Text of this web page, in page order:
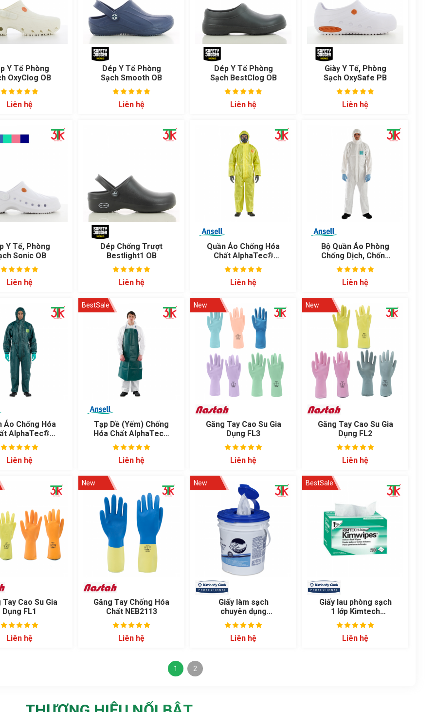
Y Tế Phòng
OxyClog OB
Liên hệ
Dép Y Tế Phòng
Sạch Smooth OB
Liên hệ
Dép Y Tế Phòng
Sạch BestClog OB
Liên hệ
Giày Y Tế, Phòng
Sạch OxySafe PB
Liên hệ
Y Tế, Phòng
Sonic OB
Liên hệ
Dép Chống Trượt
Bestlight1 OB
Liên hệ
Quần Áo Chống Hóa
Chất AlphaTec®
3000 - Model 111
Liên hệ
Bộ Quần Áo Phòng
Chống Dịch, Chống
Hóa Chất AlphaTec®
2000 STANDARD -
Model 111
Liên hệ
Áo Chống Hóa
AlphaTec®
4000
Liên hệ
BestSale
Tạp Dề (Yếm) Chống
Hóa Chất AlphaTec®
4000 Apron - Model
212
Liên hệ
New
Găng Tay Cao Su Gia
Dụng FL3
Liên hệ
New
Găng Tay Cao Su Gia
Dụng FL2
Liên hệ
Tay Cao Su Gia
Dụng FL1
Liên hệ
New
Găng Tay Chống Hóa
Chất NEB2113
Liên hệ
New
Giấy làm sạch
chuyên dụng
Kimtech Wettask
06411
Liên hệ
BestSale
Giấy lau phòng sạch
1 lớp Kimtech
Kimwipes 34120A
Liên hệ
1 2